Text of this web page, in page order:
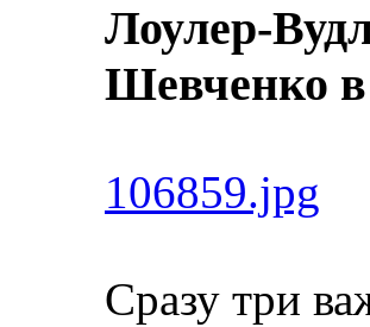
Лоулер-
Шевченко в
106859.jpg
Сразу три